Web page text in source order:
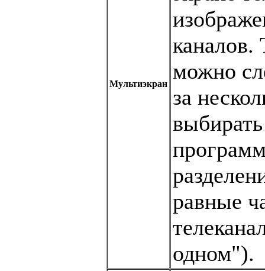
Мультиэкран
каналов.
можно
за
равные
одном").